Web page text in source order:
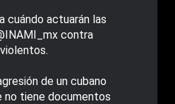
cuándo actuarán las
contra
violentos.
de un cubano
no tiene documentos